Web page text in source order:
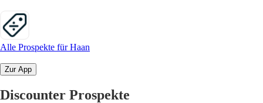
Alle Prospekte für Haan
Zur App
Discounter Prospekte